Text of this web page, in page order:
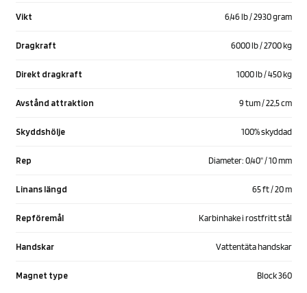
Vikt 6,46 lb / 2930 gram
Dragkraft 6000 lb / 2700 kg
Direkt dragkraft 1000 lb / 450 kg
Avstånd attraktion 9 tum / 22,5 cm
Skyddshölje 100% skyddad
Rep Diameter: 0,40" / 10 mm
Linans längd 65 ft / 20 m
Repföremål Karbinhake i rostfritt stål
Handskar Vattentäta handskar
Magnet type Block 360